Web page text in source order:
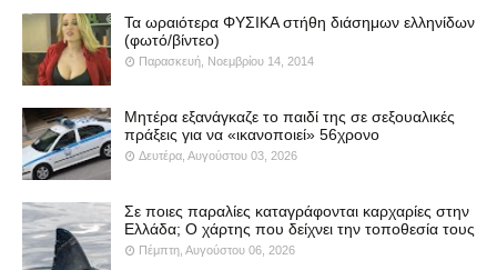
Τα ωραιότερα ΦΥΣΙΚΑ στήθη διάσημων ελληνίδων
(φωτό/βίντεο)
Παρασκευή, Νοεμβρίου 14, 2014
Μητέρα εξανάγκαζε το παιδί της σε σεξουαλικές
πράξεις για να «ικανοποιεί» 56χρονο
Δευτέρα, Αυγούστου 03, 2026
Σε ποιες παραλίες καταγράφονται καρχαρίες στην
Ελλάδα; Ο χάρτης που δείχνει την τοποθεσία τους
Πέμπτη, Αυγούστου 06, 2026